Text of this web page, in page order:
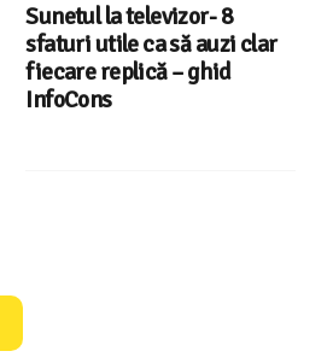
Televizoare Toshiba în
România – gama de modele,
tehnologii și date statistice
InfoCons